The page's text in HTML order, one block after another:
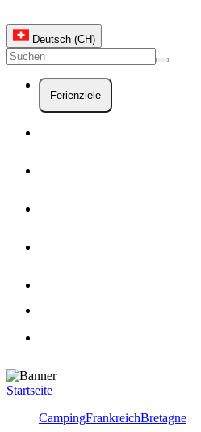
Deutsch (CH)
Ferienziele
Startseite
CampingFrankreichBretagne